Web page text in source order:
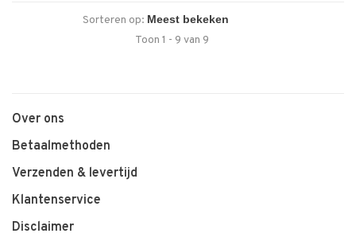
Sorteren op:
Toon 1 - 9 van 9
Over ons
Betaalmethoden
Verzenden & levertijd
Klantenservice
Disclaimer